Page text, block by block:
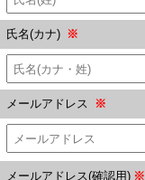
氏名(カナ) ※
メールアドレス ※
メールアドレス(確認用) ※